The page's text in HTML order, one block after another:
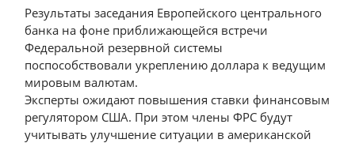
Результаты заседания Европейского центрального
банка на фоне приближающейся встречи
Федеральной резервной системы
поспособствовали укреплению доллара к ведущим
мировым валютам.
Эксперты ожидают повышения ставки финансовым
регулятором США. При этом члены ФРС будут
учитывать улучшение ситуации в американской